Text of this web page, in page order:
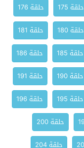
حلقة 175
حلقة 176
حلقة 180
حلقة 181
حلقة 185
حلقة 186
حلقة 190
حلقة 191
حلقة 195
حلقة 196
حلقة 200
حلقة 204